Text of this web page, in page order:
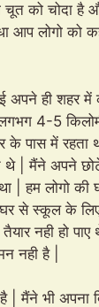
चूत को चोदा
आप लोगो
अपने ही शहर
4-5
पास में रहता
| मैंने अपने
| हम लोगो
से स्कूल के
नही हो पाए
नही है |
| मैंने भी अपना